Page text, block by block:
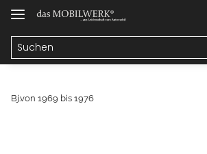
Bj.von 1969 bis 1976